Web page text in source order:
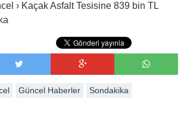
› Kaçak Asfalt Tesisine 839 bin TL
Güncel Haberler Sondakika